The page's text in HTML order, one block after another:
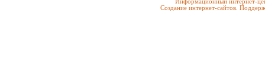
Создание интернет-сайтов.